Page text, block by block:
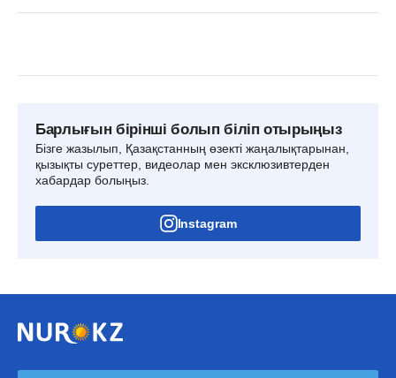
Барлығын бірінші болып біліп отырыңыз
Бізге жазылып, Қазақстанның өзекті жаңалықтарынан,
қызықты суреттер, видеолар мен эксклюзивтерден
хабардар болыңыз.
Instagram